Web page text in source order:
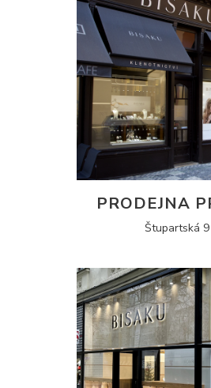
PRODEJNA
Štupartská 9